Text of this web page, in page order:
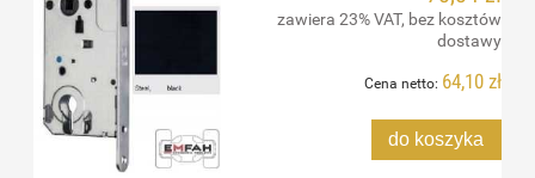
zawiera 23% VAT, bez kosztów
dostawy
Cena netto: 64,10 zł
do koszyka